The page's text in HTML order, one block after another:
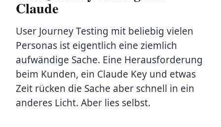
Claude
User Journey Testing mit beliebig vielen
Personas ist eigentlich eine ziemlich
aufwändige Sache. Eine Herausforderung
beim Kunden, ein Claude Key und etwas
Zeit rücken die Sache aber schnell in ein
anderes Licht. Aber lies selbst.